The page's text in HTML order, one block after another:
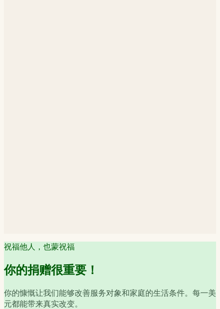
祝福他人，也蒙祝福
你的捐赠很重要！
你的慷慨让我们能够改善服务对象和家庭的生活条件。每一美
元都能带来真实改变。